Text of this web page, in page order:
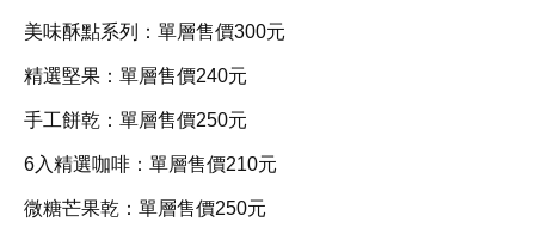
美味酥點系列：單層售價300元
精選堅果：單層售價240元
手工餅乾：單層售價250元
6入精選咖啡：單層售價210元
微糖芒果乾：單層售價250元